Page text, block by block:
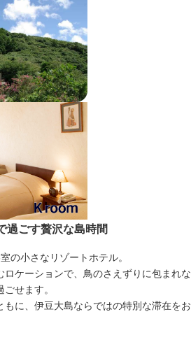
過ごす贅沢な島時間
の小さなリゾートホテル。
ロケーションで、鳥のさえずりに包まれな
せます。
に、伊豆大島ならではの特別な滞在をお